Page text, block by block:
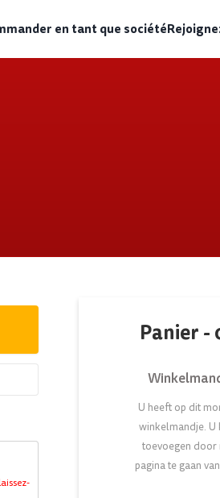
en tant que société
Panier -
U heeft op dit
winkelmandje. U
toevoegen door
pagina te gaan